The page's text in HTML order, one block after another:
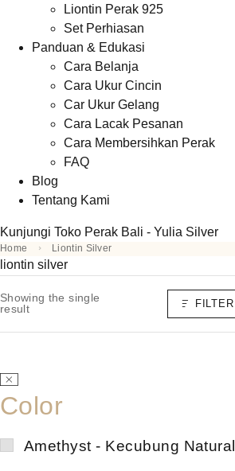
Liontin Perak 925
Set Perhiasan
Panduan & Edukasi
Cara Belanja
Cara Ukur Cincin
Car Ukur Gelang
Cara Lacak Pesanan
Cara Membersihkan Perak
FAQ
Blog
Tentang Kami
Kunjungi Toko Perak Bali - Yulia Silver
Home Liontin Silver
liontin silver
Showing the single
result
FILTER
Color
Amethyst - Kecubung Natural